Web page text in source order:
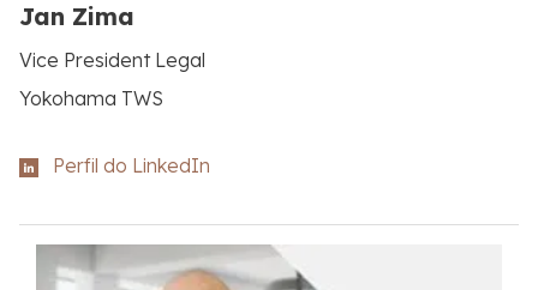
Jan Zima
Vice President Legal
Yokohama TWS
Perfil do LinkedIn